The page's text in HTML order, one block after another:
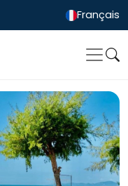
Français